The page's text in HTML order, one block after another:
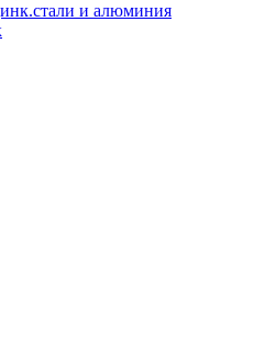
и алюминия